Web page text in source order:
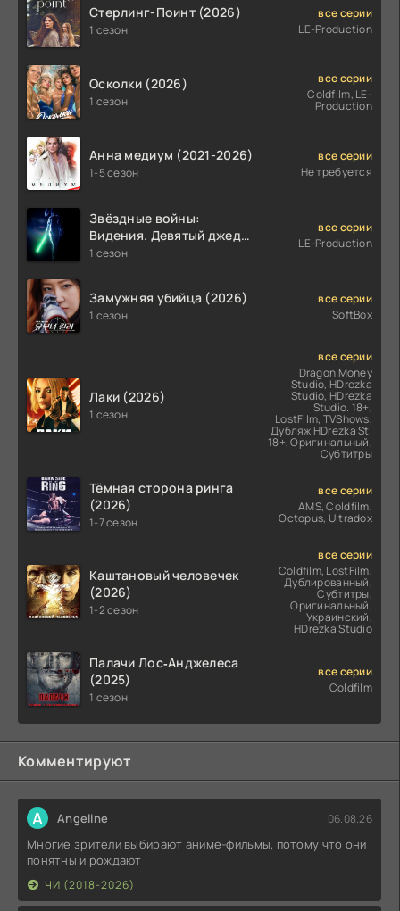
Стерлинг-Поинт (2026)
1 сезон
все серии
LE-Production
Осколки (2026)
1 сезон
все серии
Coldfilm, LE-
Production
Анна медиум (2021-2026)
1-5 сезон
все серии
Не требуется
Звёздные войны:
Видения. Девятый джедай
(2026)
1 сезон
все серии
LE-Production
Замужняя убийца (2026)
1 сезон
все серии
SoftBox
Лаки (2026)
1 сезон
все серии
Dragon Money
Studio, HDrezka
Studio, HDrezka
Studio. 18+,
LostFilm, TVShows,
Дубляж HDrezka St.
18+, Оригинальный,
Субтитры
Тёмная сторона ринга
(2026)
1-7 сезон
все серии
AMS, Coldfilm,
Octopus, Ultradox
Каштановый человечек
(2026)
1-2 сезон
все серии
Coldfilm, LostFilm,
Дублированный,
Субтитры,
Оригинальный,
Украинский,
HDrezka Studio
Палачи Лос‑Анджелеса
(2025)
1 сезон
все серии
Coldfilm
Комментируют
A Angeline 06.08.26
Многие зрители выбирают аниме-фильмы, потому что они
понятны и рождают
ЧИ (2018-2026)